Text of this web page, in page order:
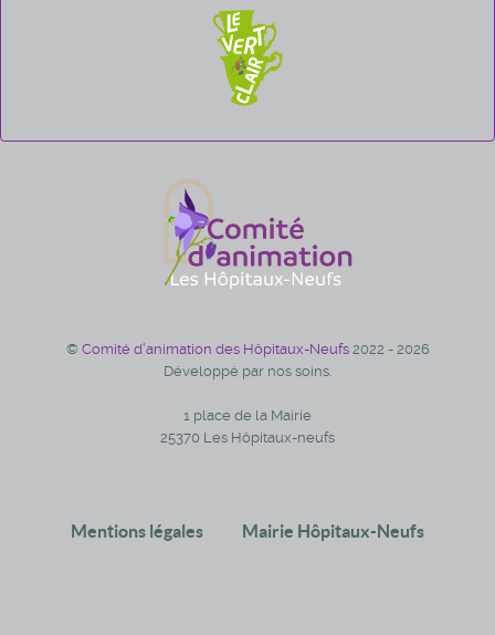
© Comité d'animation des Hôpitaux-Neufs 2022 - 2026
Développé par nos soins.
1 place de la Mairie
25370 Les Hôpitaux-neufs
Mentions légales Mairie Hôpitaux-Neufs